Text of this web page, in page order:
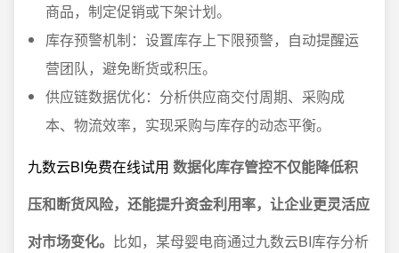
商品，制定促销或下架计划。
库存预警机制：设置库存上下限预警，自动提醒运
营团队，避免断货或积压。
供应链数据优化：分析供应商交付周期、采购成
本、物流效率，实现采购与库存的动态平衡。
九数云BI免费在线试用 数据化库存管控不仅能降低积
压和断货风险，还能提升资金利用率，让企业更灵活应
对市场变化。 比如，某母婴电商通过九数云BI库存分析